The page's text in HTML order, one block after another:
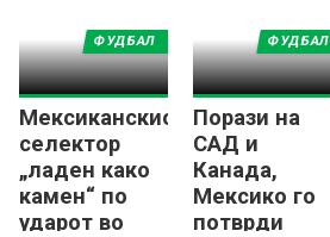
Мексиканскиот
селектор
„ладен како
камен“ по
ударот во
ФУДБАЛ
Порази на
САД и
Канада,
Мексико го
потврди
ФУДБАЛ